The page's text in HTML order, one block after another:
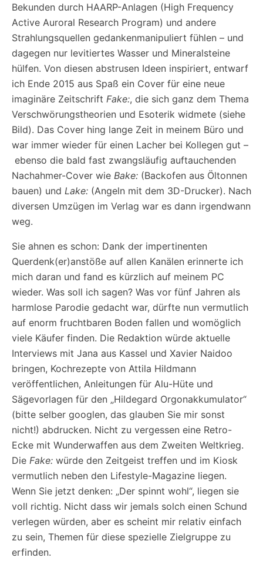
Bekunden durch HAARP-Anlagen (High Frequency
Active Auroral Research Program) und andere
Strahlungsquellen gedankenmanipuliert fühlen – und
dagegen nur levitiertes Wasser und Mineralsteine
hülfen. Von diesen abstrusen Ideen inspiriert, entwarf
ich Ende 2015 aus Spaß ein Cover für eine neue
imaginäre Zeitschrift Fake:, die sich ganz dem Thema
Verschwörungstheorien und Esoterik widmete (siehe
Bild). Das Cover hing lange Zeit in meinem Büro und
war immer wieder für einen Lacher bei Kollegen gut –
ebenso die bald fast zwangsläufig auftauchenden
Nachahmer-Cover wie Bake: (Backofen aus Öltonnen
bauen) und Lake: (Angeln mit dem 3D-Drucker). Nach
diversen Umzügen im Verlag war es dann irgendwann
weg.
Sie ahnen es schon: Dank der impertinenten
Querdenk(er)anstöße auf allen Kanälen erinnerte ich
mich daran und fand es kürzlich auf meinem PC
wieder. Was soll ich sagen? Was vor fünf Jahren als
harmlose Parodie gedacht war, dürfte nun vermutlich
auf enorm fruchtbaren Boden fallen und womöglich
viele Käufer finden. Die Redaktion würde aktuelle
Interviews mit Jana aus Kassel und Xavier Naidoo
bringen, Kochrezepte von Attila Hildmann
veröffentlichen, Anleitungen für Alu-Hüte und
Sägevorlagen für den „Hildegard Orgonakkumulator“
(bitte selber googlen, das glauben Sie mir sonst
nicht!) abdrucken. Nicht zu vergessen eine Retro-
Ecke mit Wunderwaffen aus dem Zweiten Weltkrieg.
Die Fake: würde den Zeitgeist treffen und im Kiosk
vermutlich neben den Lifestyle-Magazine liegen.
Wenn Sie jetzt denken: „Der spinnt wohl“, liegen sie
voll richtig. Nicht dass wir jemals solch einen Schund
verlegen würden, aber es scheint mir relativ einfach
zu sein, Themen für diese spezielle Zielgruppe zu
erfinden.